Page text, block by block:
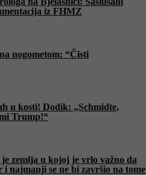
iz FHMZ
nogometom: “Čisti
u kosti! Dodik: „Schmidte,
Trump!“
zemlja u kojoj je vrlo važno da
najmanji se ne bi završio na tome